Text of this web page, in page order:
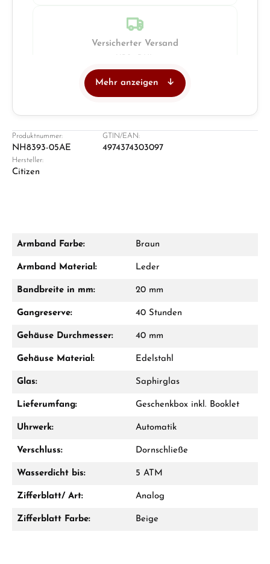
Versicherter Versand
Damon Reiners
Mo–Fr: 10:00 – 17:00 - Sam: 10:00 - 14:00
Ab 1.000 € Bestellwert erhalten Sie ein
Geschenk im Warenkorb.
Mehr anzeigen
Produktnummer:
NH8393-05AE
GTIN/EAN:
4974374303097
Hersteller:
Citizen
Armband Farbe: Braun
Armband Material: Leder
Bandbreite in mm: 20 mm
Gangreserve: 40 Stunden
Gehäuse Durchmesser: 40 mm
Gehäuse Material: Edelstahl
Glas: Saphirglas
Lieferumfang: Geschenkbox inkl. Booklet
Uhrwerk: Automatik
Verschluss: Dornschließe
Wasserdicht bis: 5 ATM
Zifferblatt/ Art: Analog
Zifferblatt Farbe: Beige